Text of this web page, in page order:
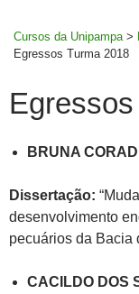
Cursos da Unipampa >
Egressos Turma 2018
BRUNA
Dissertação:
desenvolvimento
pecuários da Bacia
CACILDO DOS